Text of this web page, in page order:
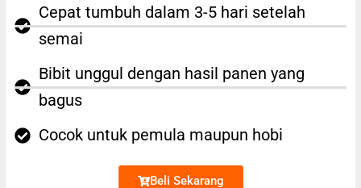
Cepat tumbuh dalam 3-5 hari setelah
semai
Bibit unggul dengan hasil panen yang
bagus
Cocok untuk pemula maupun hobi
Beli Sekarang